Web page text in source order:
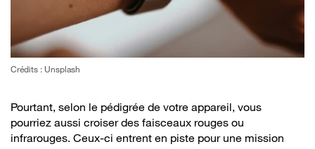
Crédits : Unsplash
Pourtant, selon le pédigrée de votre appareil, vous
pourriez aussi croiser des faisceaux rouges ou
infrarouges. Ceux-ci entrent en piste pour une mission